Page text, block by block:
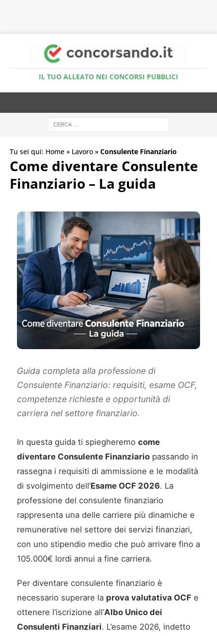
IL TUO ALLEATO NEI CONCORSI PUBBLICI
Tu sei qui: Home » Lavoro » Consulente Finanziario
Come diventare Consulente
Finanziario – La guida
Guida completa alla professione di
Consulente Finanziario: requisiti, esame OCF,
competenze richieste e opportunità di
carriera nel settore finanziario.
In questa guida ti spiegheremo come
diventare Consulente Finanziario passando in
rassegna i requisiti di ammissione e le modalità
di svolgimento dell’Esame OCF 2026. La
professione del consulente finanziario
rappresenta una delle carriere più dinamiche e
remunerative nel settore dei servizi finanziari,
con uno stipendio medio che può arrivare fino a
105.000€ lordi annui a fine carriera.
Per diventare consulente finanziario è
necessario superare la prova valutativa OCF e
ottenere l’iscrizione all’Albo Unico dei
Consulenti Finanziari. L’esame 2026, indetto